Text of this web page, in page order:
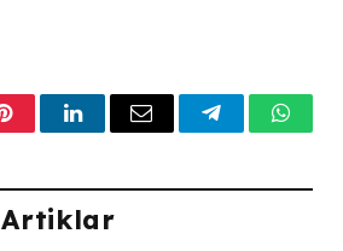
PinterestLinkedInEmail Telegram
Artiklar